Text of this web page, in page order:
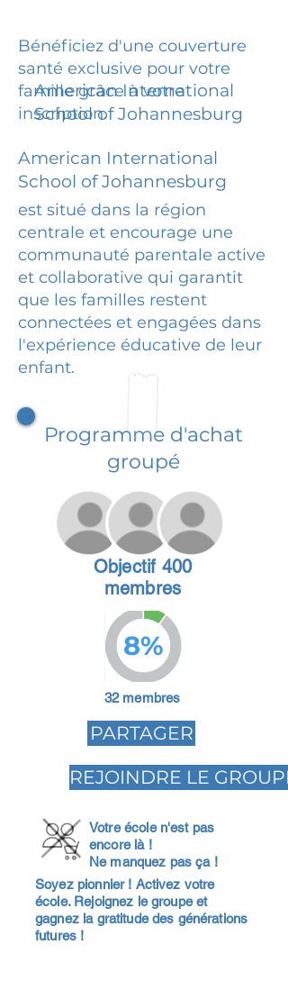
Bénéficiez d'une couverture
santé exclusive pour votre
famille grâce à votre
inscription.
American International
School of Johannesburg
American International
School of Johannesburg
est situé dans la région
centrale et encourage une
communauté parentale active
et collaborative qui garantit
que les familles restent
connectées et engagées dans
l'expérience éducative de leur
enfant.
Programme d'achat
groupé
Objectif 400
membres
8%
32 membres
PARTAGER
REJOINDRE LE GROUPE
Votre école n'est pas
encore là !
Ne manquez pas ça !
Soyez pionnier ! Activez votre
école. Rejoignez le groupe et
gagnez la gratitude des générations
futures !